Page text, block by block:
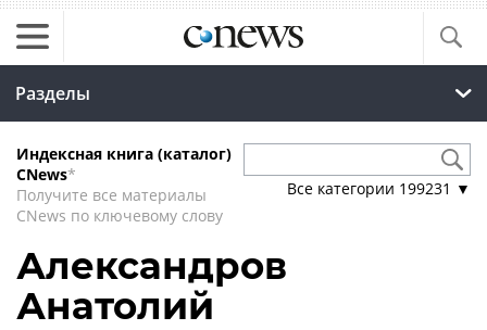
Разделы
Индексная книга (каталог)
CNews*
Получите все материалы
CNews по ключевому слову
Все категории 199231 ▼
Александров
Анатолий